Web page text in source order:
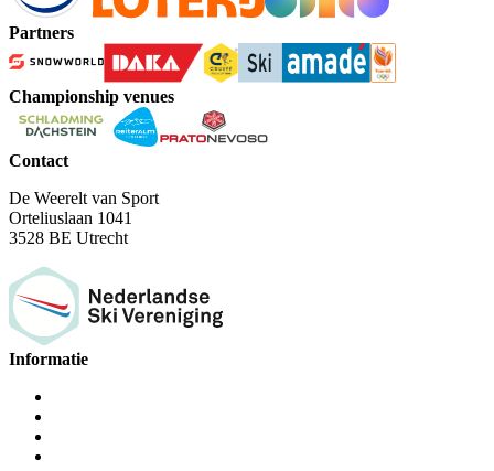
Partners
Championship venues
Contact
De Weerelt van Sport
Orteliuslaan 1041
3528 BE Utrecht
Informatie